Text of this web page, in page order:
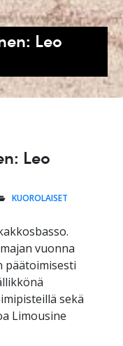
Leo
Leo
KUOROLAISET
vuonna
päätoimisesti
sekä
Limousine